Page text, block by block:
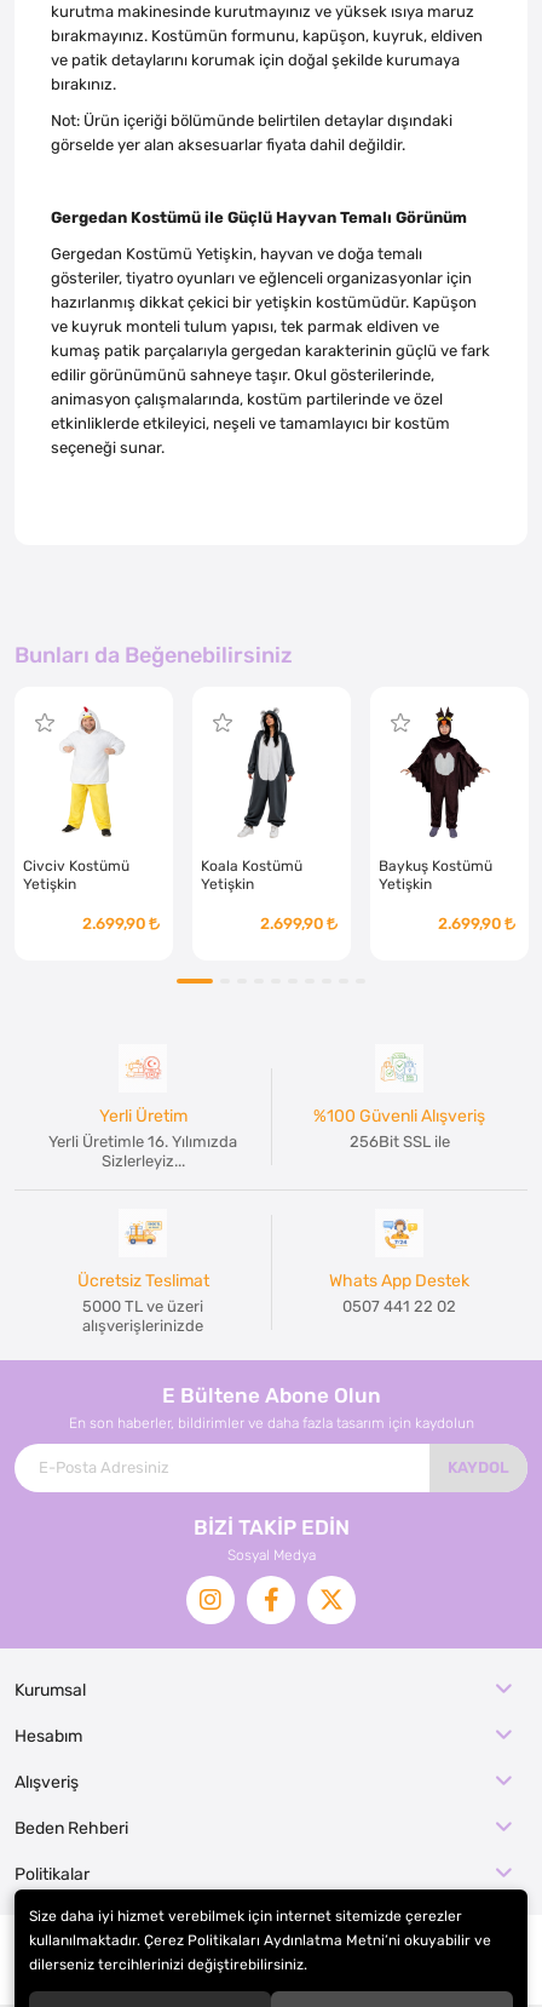
kurutma makinesinde kurutmayınız ve yüksek ısıya maruz
bırakmayınız. Kostümün formunu, kapüşon, kuyruk, eldiven
ve patik detaylarını korumak için doğal şekilde kurumaya
bırakınız.
Not: Ürün içeriği bölümünde belirtilen detaylar dışındaki
görselde yer alan aksesuarlar fiyata dahil değildir.
Gergedan Kostümü ile Güçlü Hayvan Temalı Görünüm
Gergedan Kostümü Yetişkin, hayvan ve doğa temalı
gösteriler, tiyatro oyunları ve eğlenceli organizasyonlar için
hazırlanmış dikkat çekici bir yetişkin kostümüdür. Kapüşon
ve kuyruk monteli tulum yapısı, tek parmak eldiven ve
kumaş patik parçalarıyla gergedan karakterinin güçlü ve fark
edilir görünümünü sahneye taşır. Okul gösterilerinde,
animasyon çalışmalarında, kostüm partilerinde ve özel
etkinliklerde etkileyici, neşeli ve tamamlayıcı bir kostüm
seçeneği sunar.
Bunları da Beğenebilirsiniz
Civciv Kostümü
Yetişkin
2.699,90
Koala Kostümü
Yetişkin
2.699,90
Baykuş Kostümü
Yetişkin
2.699,90
Yerli Üretim
Yerli Üretimle 16. Yılımızda
Sizlerleyiz...
%100 Güvenli Alışveriş
256Bit SSL ile
Ücretsiz Teslimat
5000 TL ve üzeri
alışverişlerinizde
Whats App Destek
0507 441 22 02
E Bültene Abone Olun
En son haberler, bildirimler ve daha fazla tasarım için kaydolun
KAYDOL
BİZİ TAKİP EDİN
Sosyal Medya
Kurumsal
Hesabım
Alışveriş
Beden Rehberi
Politikalar
EFE KOSTÜM İMALAT / KOSTÜMCE
Size daha iyi hizmet verebilmek için internet sitemizde çerezler
kullanılmaktadır. Çerez Politikaları Aydınlatma Metni’ni okuyabilir ve
dilerseniz tercihlerinizi değiştirebilirsiniz.